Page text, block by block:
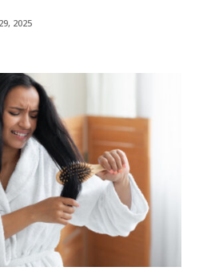
2025